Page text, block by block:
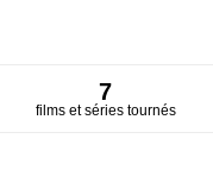
7
films et séries tournés